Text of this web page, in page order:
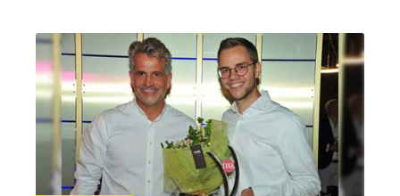
Deutschland zu fördern. Interessierte Start-up-
Unternehmen können sich ab sofort bewerben.